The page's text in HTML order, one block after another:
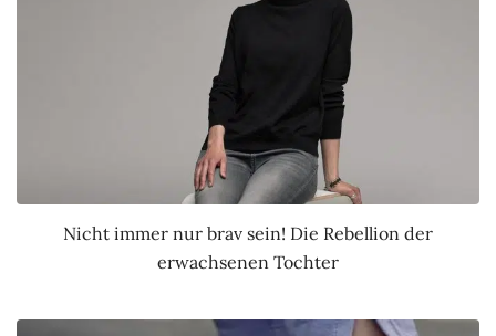
Nicht immer nur brav sein! Die Rebellion der
erwachsenen Tochter